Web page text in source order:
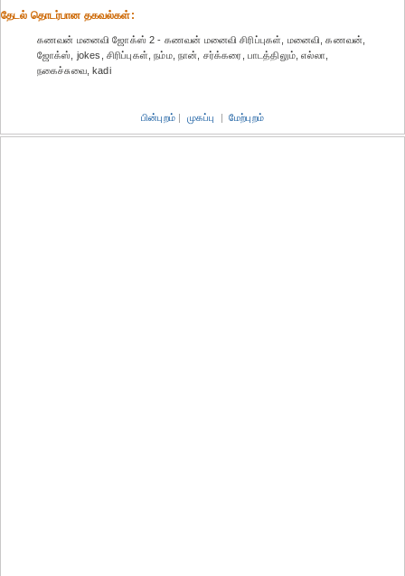
தேட‌ல் தொட‌ர்பான தகவ‌ல்க‌ள்:
கணவன் மனைவி ஜோக்ஸ் 2 - கணவன் மனைவி சிரிப்புகள், மனைவி, கணவன்,
ஜோக்ஸ், jokes, சிரிப்புகள், நம்ம, நான், சர்க்கரை, பாடத்திலும், எல்லா,
நகைச்சுவை, kadi
பின்புறம் | முகப்பு | மேற்புறம்